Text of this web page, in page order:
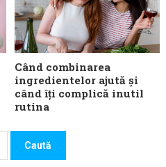
Când combinarea
ingredientelor ajută și
când îți complică inutil
rutina